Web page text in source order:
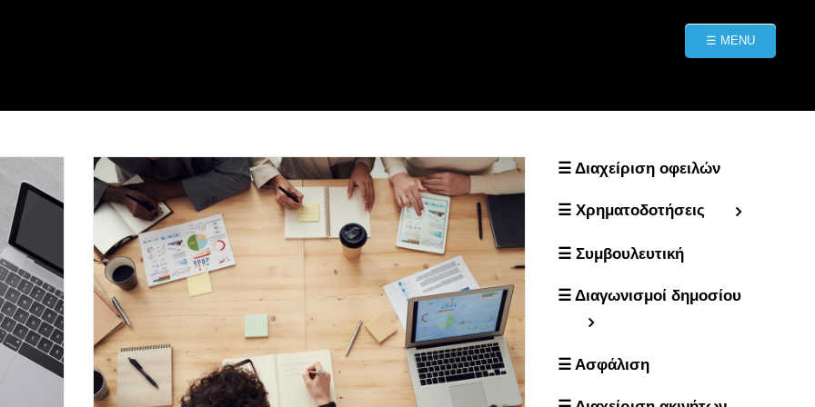
☰ MENU
☰ Διαχείριση οφειλών
☰ Χρηματοδοτήσεις
☰ Συμβουλευτική
☰ Διαγωνισμοί δημοσίου
☰ Ασφάλιση